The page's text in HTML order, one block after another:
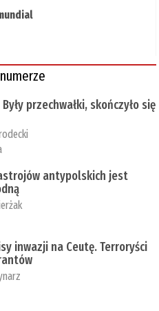
przechwałki, skończyło się
antypolskich jest
inwazji na Ceutę. Terroryści